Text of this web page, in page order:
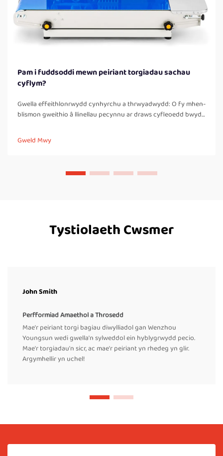
Pam i fuddsoddi mewn peiriant torgiadau sachau
cyflym?
Gwella effeithlonrwydd cynhyrchu a thrwyadwydd: O fy mhen-
blismon gweithio â llinellau pecynnu ar draws cyfleoedd bwyd
gosod peiriant tâl-ysgafn uchelgyflym ar gyfer bagiau yw codi
sylweddol...
Gweld Mwy
Tystiolaeth Cwsmer
John Smith
Perfformiad Amaethol a Throsedd
Mae'r peiriant torgi bagiau diwylliadol gan Wenzhou
Youngsun wedi gwella'n sylweddol ein hyblygrwydd pecio.
Mae'r torgiadau'n sicr, ac mae'r peiriant yn rhedeg yn glir.
Argymhellir yn uchel!